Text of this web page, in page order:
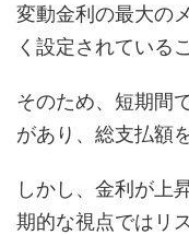
変動金利の最大の
く設定されている
そのため、短期間
があり、総支払額
しかし、金利が上
期的な視点ではリ